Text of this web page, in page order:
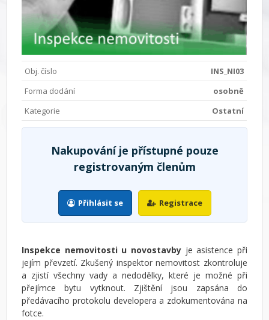
Obj. číslo
INS_NI03
Forma dodání
osobně
Kategorie
Ostatní
Nakupování je přístupné pouze
registrovaným členům
Přihlásit se Registrace
Inspekce nemovitosti u novostavby je asistence při
jejím převzetí. Zkušený inspektor nemovitost zkontroluje
a zjistí všechny vady a nedodělky, které je možné při
přejímce bytu vytknout. Zjištění jsou zapsána do
předávacího protokolu developera a zdokumentována na
fotce.